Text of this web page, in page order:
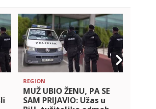
REGION
MUŽ UBIO ŽENU, PA SE
SAM PRIJAVIO: Užas u